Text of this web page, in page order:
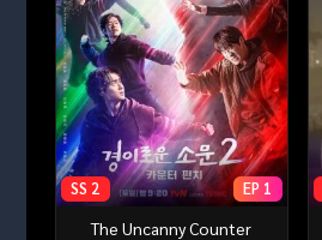
SS 2 EP 1
The Uncanny Counter